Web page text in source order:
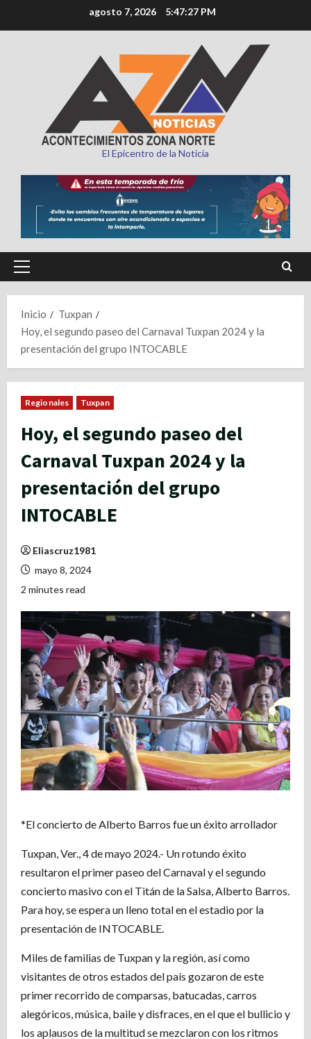
al
agosto 7, 2026 5:47:28 PM
El Epicentro de la Noticia
Menú
Inicio
Tuxpan
Hoy, el segundo paseo del Carnaval Tuxpan 2024 y la
presentación del grupo INTOCABLE
Regionales Tuxpan
Hoy, el segundo paseo del
Carnaval Tuxpan 2024 y la
presentación del grupo
INTOCABLE
Eliascruz1981
mayo 8, 2024
2 minutes read
*El concierto de Alberto Barros fue un éxito arrollador
Tuxpan, Ver., 4 de mayo 2024.- Un rotundo éxito
resultaron el primer paseo del Carnaval y el segundo
concierto masivo con el Titán de la Salsa, Alberto Barros.
Para hoy, se espera un lleno total en el estadio por la
presentación de INTOCABLE.
Miles de familias de Tuxpan y la región, así como
visitantes de otros estados del país gozaron de este
primer recorrido de comparsas, batucadas, carros
alegóricos, música, baile y disfraces, en el que el bullicio y
los aplausos de la multitud se mezclaron con los ritmos